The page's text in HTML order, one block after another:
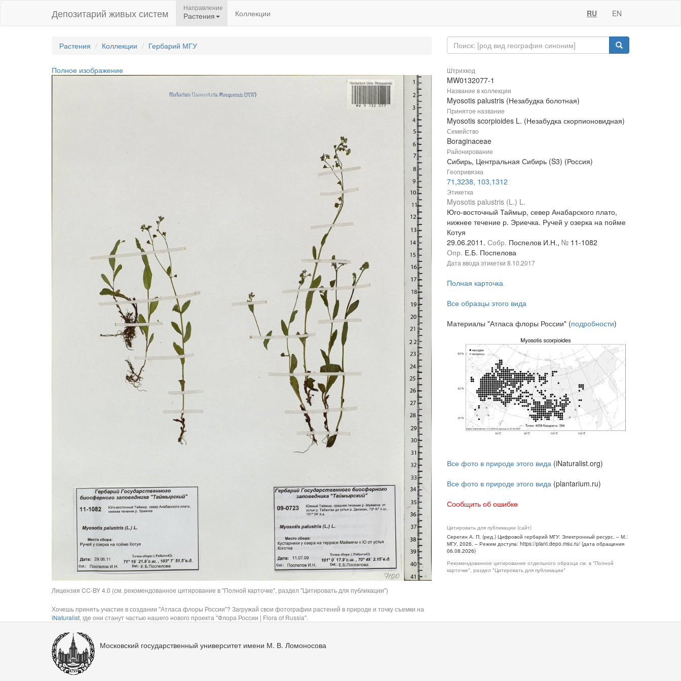
Депозитарий живых систем Направление
Растения Коллекции RU EN
Растения Коллекции Гербарий МГУ
Полное изображение
Лицензия CC-BY 4.0 (см. рекомендованное цитирование в "Полной карточке", раздел "Цитировать для публикации")
Хочешь принять участие в создании "Атласа флоры России"? Загружай свои фотографии растений в природе и точку съемки на
iNaturalist, где они станут частью нашего нового проекта "Флора России | Flora of Russia".
Штрихкод
MW0132077-1
Название в коллекции
Myosotis palustris (Незабудка болотная)
Принятое название
Myosotis scorpioides L. (Незабудка скорпионовидная)
Семейство
Boraginaceae
Районирование
Сибирь, Центральная Сибирь (S3) (Россия)
Геопривязка
71,3238, 103,1312
Этикетка
Myosotis palustris (L.) L.
Юго-восточный Таймыр, север Анабарского плато,
нижнее течение р. Эриечка. Ручей у озерка на пойме
Котуя
29.06.2011. Собр. Поспелов И.Н., № 11-1082
Опр. Е.Б. Поспелова
Дата ввода этикетки 8.10.2017
Полная карточка
Все образцы этого вида
Материалы "Атласа флоры России" (подробности)
Все фото в природе этого вида (iNaturalist.org)
Все фото в природе этого вида (plantarium.ru)
Сообщить об ошибке
Цитировать для публикации (сайт)
Серегин А. П. (ред.) Цифровой гербарий МГУ: Электронный ресурс. – М.:
МГУ, 2026. – Режим доступа: https://plant.depo.msu.ru/ (дата обращения
06.08.2026)
Рекомендованное цитирование отдельного образца см. в "Полной
карточке", раздел "Цитировать для публикации"
Московский государственный университет имени М. В. Ломоносова